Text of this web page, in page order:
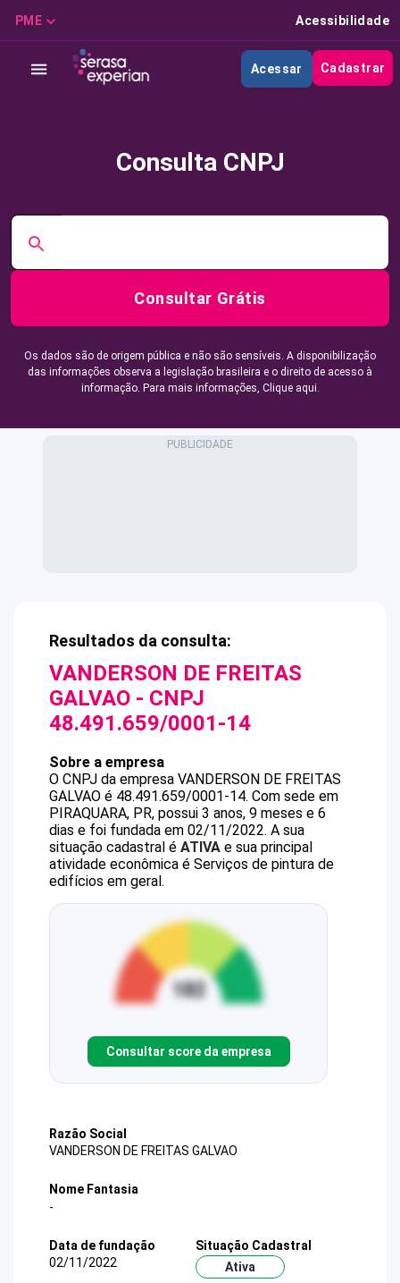
PME Acessibilidade
Acessar Cadastrar
Consulta CNPJ
Consultar Grátis
Os dados são de origem pública e não são sensíveis. A disponibilização
das informações observa a legislação brasileira e o direito de acesso à
informação. Para mais informações, Clique aqui.
Resultados da consulta:
VANDERSON DE FREITAS
GALVAO - CNPJ
48.491.659/0001-14
Sobre a empresa
O CNPJ da empresa VANDERSON DE FREITAS
GALVAO é 48.491.659/0001-14. Com sede em
PIRAQUARA, PR, possui 3 anos, 9 meses e 6
dias e foi fundada em 02/11/2022. A sua
situação cadastral é ATIVA e sua principal
atividade econômica é Serviços de pintura de
edifícios em geral.
Consultar score da empresa
Razão Social
VANDERSON DE FREITAS GALVAO
Nome Fantasia
-
Data de fundação
02/11/2022
Situação Cadastral
Ativa